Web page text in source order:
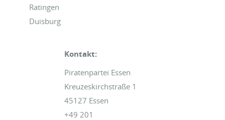
Ratingen
Duisburg
Kontakt:
Piratenpartei Essen
Kreuzeskirchstraße 1
45127 Essen
+49 201